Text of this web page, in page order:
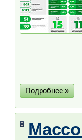
Подробнее »